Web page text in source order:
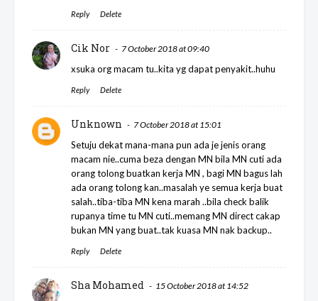
Reply Delete
Cik Nor 7 October 2018 at 09:40
xsuka org macam tu..kita yg dapat penyakit..huhu
Reply Delete
Unknown 7 October 2018 at 15:01
Setuju dekat mana-mana pun ada je jenis orang
macam nie..cuma beza dengan MN bila MN cuti ada
orang tolong buatkan kerja MN , bagi MN bagus lah
ada orang tolong kan..masalah ye semua kerja buat
salah..tiba-tiba MN kena marah ..bila check balik
rupanya time tu MN cuti..memang MN direct cakap
bukan MN yang buat..tak kuasa MN nak backup..
Reply Delete
Sha Mohamed 15 October 2018 at 14:52